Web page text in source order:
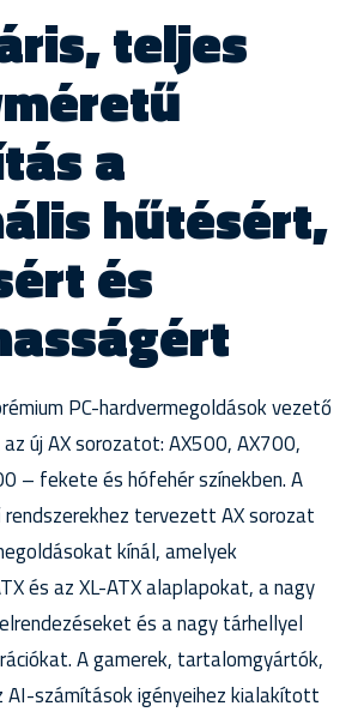
teljes
a
hűtésért,
és
PC-hardvermegoldások vezető
új AX sorozatot: AX500, AX700,
– fekete és hófehér színekben. A
tervezett AX sorozat
kínál, amelyek
és az XL-ATX alaplapokat, a nagy
és a nagy tárhellyel
A gamerek, tartalomgyártók,
AI-számítások igényeihez kialakított